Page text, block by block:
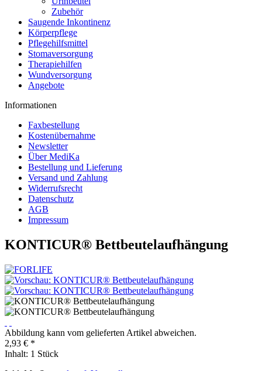
Zubehör
Saugende Inkontinenz
Körperpflege
Pflegehilfsmittel
Stomaversorgung
Therapiehilfen
Wundversorgung
Angebote
Informationen
Faxbestellung
Kostenübernahme
Newsletter
Über MediKa
Bestellung und Lieferung
Versand und Zahlung
Widerrufsrecht
Datenschutz
AGB
Impressum
KONTICUR® Bettbeutelaufhängung
Abbildung kann vom gelieferten Artikel abweichen.
2,93 € *
Inhalt: 1 Stück